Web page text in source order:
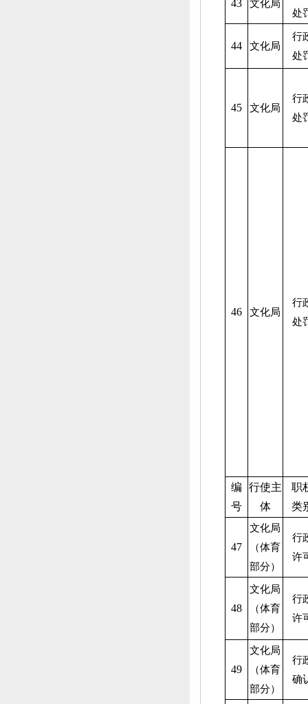
43
文化局
处
44 文化局
行
处
45 文化局
行
处
46 文化局
行
处
编
号
行使主
体
职
类
47
文化局
（体育
部分）
行
许
48
文化局
（体育
部分）
行
许
49
文化局
（体育
部分）
行
确